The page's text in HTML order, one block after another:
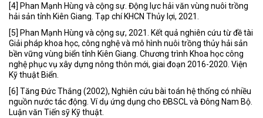
[4] Phan Mạnh Hùng và cộng sự. Động lực hải văn vùng nuôi trồng
hải sản tỉnh Kiên Giang. Tạp chí KHCN Thủy lợi, 2021.
[5] Phan Mạnh Hùng và cộng sự, 2021. Kết quả nghiên cứu từ đề tài
Giải pháp khoa học, công nghệ và mô hình nuôi trồng thủy hải sản
bền vững vùng biển tỉnh Kiên Giang. Chương trình Khoa học công
nghệ phục vụ xây dựng nông thôn mới, giai đoạn 2016-2020. Viện
Kỹ thuật Biển.
[6] Tăng Đức Thắng (2002), Nghiên cứu bài toán hệ thống có nhiều
nguồn nước tác động. Ví dụ ứng dụng cho ĐBSCL và Đông Nam Bộ.
Luận văn Tiến sỹ Kỹ thuật.